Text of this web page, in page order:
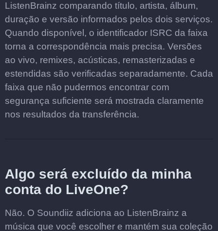
ListenBrainz comparando título, artista, álbum,
duração e versão informados pelos dois serviços.
Quando disponível, o identificador ISRC da faixa
torna a correspondência mais precisa. Versões
ao vivo, remixes, acústicas, remasterizadas e
estendidas são verificadas separadamente. Cada
faixa que não pudermos encontrar com
segurança suficiente será mostrada claramente
nos resultados da transferência.
Algo será excluído da minha
conta do LiveOne?
Não. O Soundiiz adiciona ao ListenBrainz a
música que você escolher e mantém sua coleção